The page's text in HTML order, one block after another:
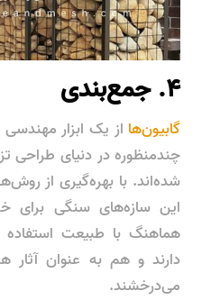
۴. جمع‌بندی
گابیون‌ها از یک ابزار
چندمنظوره در دنیای طراحی
شده‌اند. با بهره‌گیری از
این سازه‌های سنگی برای
هماهنگ با طبیعت
دارند و هم به عنوان
می‌درخشند.